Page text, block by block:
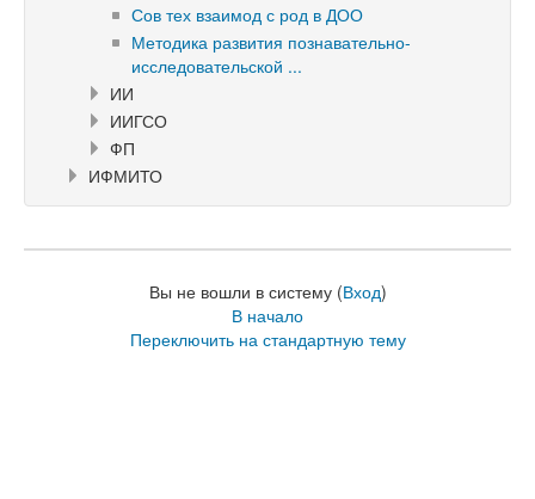
Сов тех взаимод с род в ДОО
Методика развития познавательно-
исследовательской ...
ИИ
ИИГСО
ФП
ИФМИТО
Вы не вошли в систему (Вход)
В начало
Переключить на стандартную тему